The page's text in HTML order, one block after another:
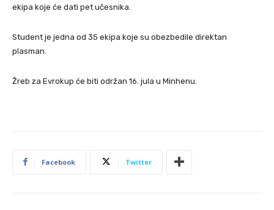
ekipa koje će dati pet učesnika.
Student je jedna od 35 ekipa koje su obezbedile direktan
plasman.
Žreb za Evrokup će biti održan 16. jula u Minhenu.
Facebook Twitter